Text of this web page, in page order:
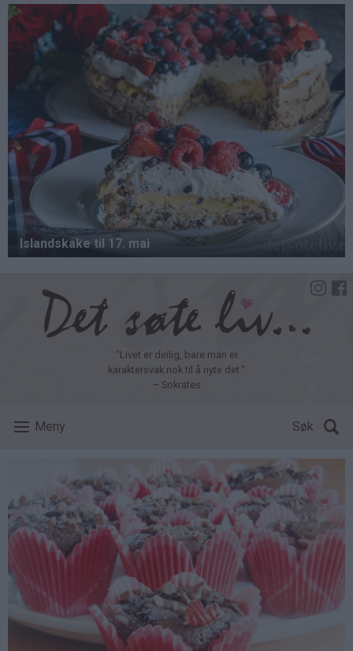
Hopp
hovedinnhold
"Livet er deilig, bare man er
karaktersvak nok til å nyte det."
– Sokrates
Meny Søk